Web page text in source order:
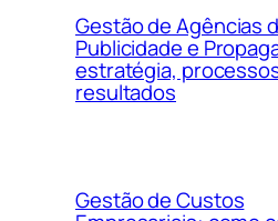
Gestão de Agências
Publicidade e
estratégia,
resultados
Gestão de Custos